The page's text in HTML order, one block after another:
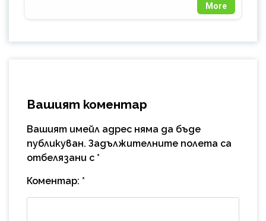
More
Вашият коментар
Вашият имейл адрес няма да бъде
публикуван. Задължителните полета са
отбелязани с *
Коментар: *